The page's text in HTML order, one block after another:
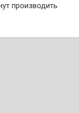
производить